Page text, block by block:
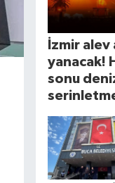
İzmir alev
yanacak!
sonu